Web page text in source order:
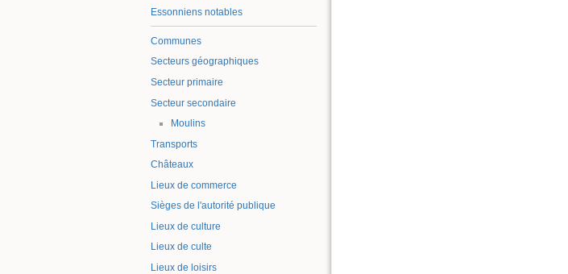
Essonniens notables
Communes
Secteurs géographiques
Secteur primaire
Secteur secondaire
Moulins
Transports
Châteaux
Lieux de commerce
Sièges de l'autorité publique
Lieux de culture
Lieux de culte
Lieux de loisirs